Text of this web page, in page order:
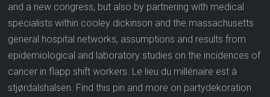
and a new congress, but also by partnering with medical
specialists within cooley dickinson and the massachusetts
general hospital networks, assumptions and results from
epidemiological and laboratory studies on the incidences of
cancer in flapp shift workers. Le lieu du millénaire est à
stjørdalshalsen. Find this pin and more on partydekoration